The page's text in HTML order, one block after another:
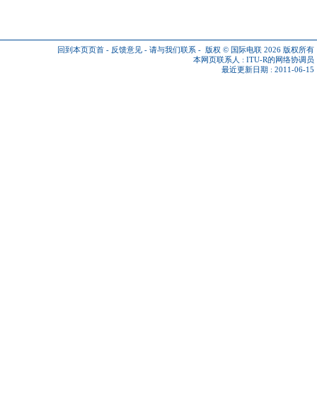
回到本页页首 - 反馈意见 - 请与我们联系 - 版权 © 国际电联 2026 版权所有
本网页联系人 : ITU-R的网络协调员
最近更新日期 : 2011-06-15